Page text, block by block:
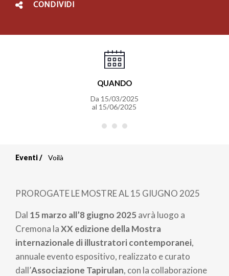
CONDIVIDI
QUANDO
Da 15/03/2025
al 15/06/2025
di
pane
Eventi Voilà
PROROGATE LE MOSTRE AL 15 GIUGNO 2025
Dal 15 marzo all’8 giugno 2025 avrà luogo a
Cremona laXX edizione della Mostra
internazionale di illustratori contemporanei,
annuale evento espositivo, realizzato e curato
dall’Associazione Tapirulan, con la collaborazione